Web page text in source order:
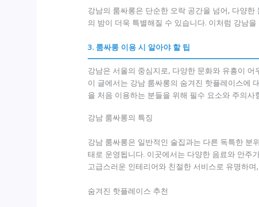
강남의 룸싸롱은 단순한 오락 공간을 넘어, 다양
의 밤이 더욱 특별해질 수 있습니다. 이처럼 강남
3. 룸싸롱 이용 시 알아야 할 팁
강남은 서울의 중심지로, 다양한 문화와 유흥이
이 글에서는 강남 룸싸롱의 숨겨진 핫플레이스에
을 처음 이용하는 분들을 위해 필수 요소와 주의사
강남 룸싸롱의 특징
강남 룸싸롱은 일반적인 술집과는 다른 독특한 분
태로 운영됩니다. 이곳에서는 다양한 음료와 안주
고급스러운 인테리어와 친절한 서비스로 유명하
숨겨진 핫플레이스 추천